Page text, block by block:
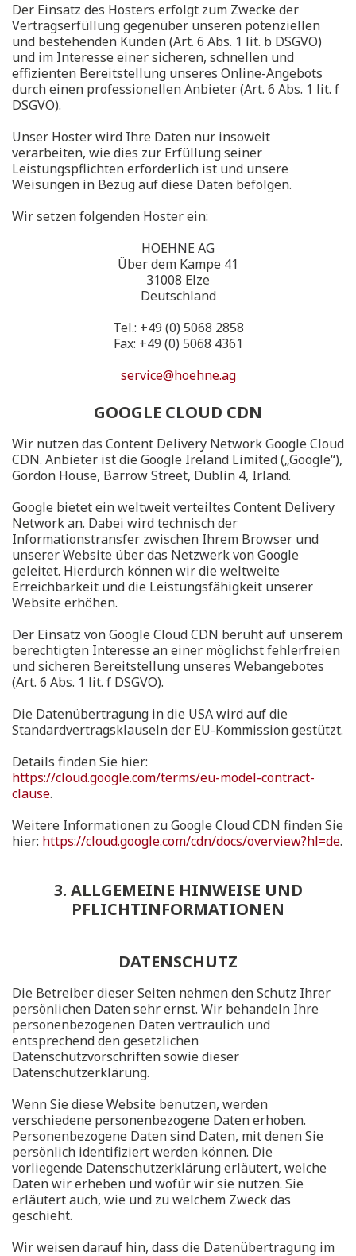
Der Einsatz des Hosters erfolgt zum Zwecke der
Vertragserfüllung gegenüber unseren potenziellen
und bestehenden Kunden (Art. 6 Abs. 1 lit. b DSGVO)
und im Interesse einer sicheren, schnellen und
effizienten Bereitstellung unseres Online-Angebots
durch einen professionellen Anbieter (Art. 6 Abs. 1 lit. f
DSGVO).
Unser Hoster wird Ihre Daten nur insoweit
verarbeiten, wie dies zur Erfüllung seiner
Leistungspflichten erforderlich ist und unsere
Weisungen in Bezug auf diese Daten befolgen.
Wir setzen folgenden Hoster ein:
HOEHNE AG
Über dem Kampe 41
31008 Elze
Deutschland
Tel.: +49 (0) 5068 2858
Fax: +49 (0) 5068 4361
service@hoehne.ag
GOOGLE CLOUD CDN
Wir nutzen das Content Delivery Network Google Cloud
CDN. Anbieter ist die Google Ireland Limited („Google“),
Gordon House, Barrow Street, Dublin 4, Irland.
Google bietet ein weltweit verteiltes Content Delivery
Network an. Dabei wird technisch der
Informationstransfer zwischen Ihrem Browser und
unserer Website über das Netzwerk von Google
geleitet. Hierdurch können wir die weltweite
Erreichbarkeit und die Leistungsfähigkeit unserer
Website erhöhen.
Der Einsatz von Google Cloud CDN beruht auf unserem
berechtigten Interesse an einer möglichst fehlerfreien
und sicheren Bereitstellung unseres Webangebotes
(Art. 6 Abs. 1 lit. f DSGVO).
Die Datenübertragung in die USA wird auf die
Standardvertragsklauseln der EU-Kommission gestützt.
Details finden Sie hier:
https://cloud.google.com/terms/eu-model-contract-
clause.
Weitere Informationen zu Google Cloud CDN finden Sie
hier: https://cloud.google.com/cdn/docs/overview?hl=de.
3. ALLGEMEINE HINWEISE UND
PFLICHTINFORMATIONEN
DATENSCHUTZ
Die Betreiber dieser Seiten nehmen den Schutz Ihrer
persönlichen Daten sehr ernst. Wir behandeln Ihre
personenbezogenen Daten vertraulich und
entsprechend den gesetzlichen
Datenschutzvorschriften sowie dieser
Datenschutzerklärung.
Wenn Sie diese Website benutzen, werden
verschiedene personenbezogene Daten erhoben.
Personenbezogene Daten sind Daten, mit denen Sie
persönlich identifiziert werden können. Die
vorliegende Datenschutzerklärung erläutert, welche
Daten wir erheben und wofür wir sie nutzen. Sie
erläutert auch, wie und zu welchem Zweck das
geschieht.
Wir weisen darauf hin, dass die Datenübertragung im